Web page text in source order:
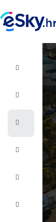
Let+Hotel
Ljetovanje